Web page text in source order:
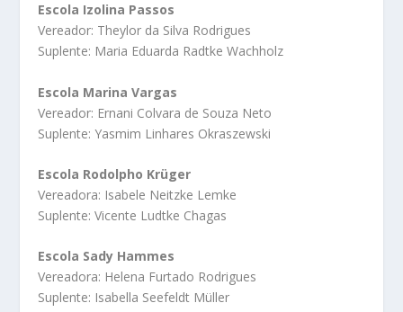
Escola Izolina Passos
Vereador: Theylor da Silva Rodrigues
Suplente: Maria Eduarda Radtke Wachholz
Escola Marina Vargas
Vereador: Ernani Colvara de Souza Neto
Suplente: Yasmim Linhares Okraszewski
Escola Rodolpho Krüger
Vereadora: Isabele Neitzke Lemke
Suplente: Vicente Ludtke Chagas
Escola Sady Hammes
Vereadora: Helena Furtado Rodrigues
Suplente: Isabella Seefeldt Müller